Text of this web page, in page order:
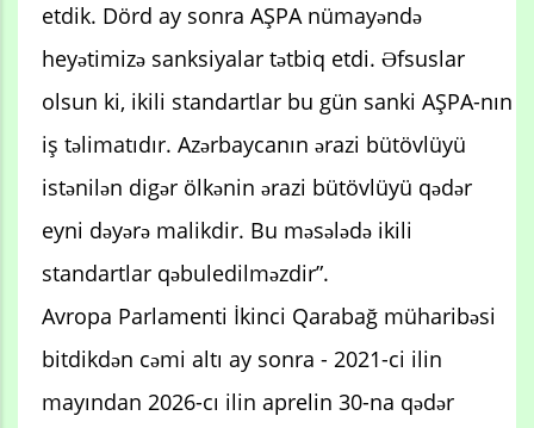
etdik. Dörd ay sonra AŞPA nümayəndə
heyətimizə sanksiyalar tətbiq etdi. Əfsuslar
olsun ki, ikili standartlar bu gün sanki AŞPA-nın
iş təlimatıdır. Azərbaycanın ərazi bütövlüyü
istənilən digər ölkənin ərazi bütövlüyü qədər
eyni dəyərə malikdir. Bu məsələdə ikili
standartlar qəbuledilməzdir”.
Avropa Parlamenti İkinci Qarabağ müharibəsi
bitdikdən cəmi altı ay sonra - 2021-ci ilin
mayından 2026-cı ilin aprelin 30-na qədər